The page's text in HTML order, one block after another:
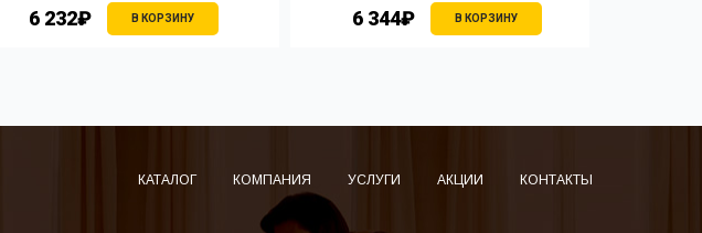
6 232₽ В КОРЗИНУ 6 344₽ В КОРЗИНУ
КАТАЛОГ КОМПАНИЯ УСЛУГИ АКЦИИ КОНТАКТЫ